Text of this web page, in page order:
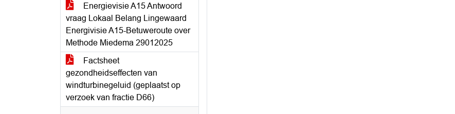
Energievisie A15 Antwoord
vraag Lokaal Belang Lingewaard
Energivisie A15-Betuweroute over
Methode Miedema 29012025
Factsheet
gezondheidseffecten van
windturbinegeluid (geplaatst op
verzoek van fractie D66)